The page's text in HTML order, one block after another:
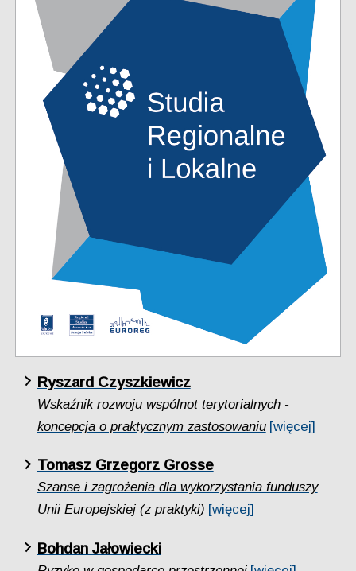
Ryszard Czyszkiewicz
Wskaźnik rozwoju wspólnot terytorialnych -
koncepcja o praktycznym zastosowaniu [więcej]
Tomasz Grzegorz Grosse
Szanse i zagrożenia dla wykorzystania funduszy
Unii Europejskiej (z praktyki) [więcej]
Bohdan Jałowiecki